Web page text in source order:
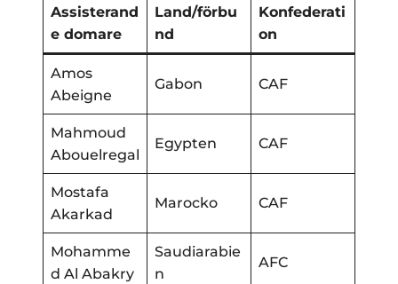
Assisterand
e domare
Land/förbu
nd
Konfederati
on
Amos
Abeigne
Gabon CAF
Mahmoud
Abouelregal
Egypten CAF
Mostafa
Akarkad
Marocko CAF
Mohamme
d Al Abakry
Saudiarabie
n
AFC